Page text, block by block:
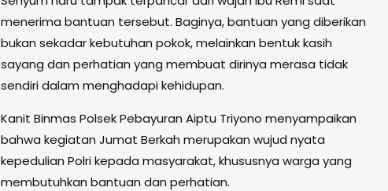
menerima bantuan tersebut. Baginya, bantuan yang diberikan
bukan sekadar kebutuhan pokok, melainkan bentuk kasih
sayang dan perhatian yang membuat dirinya merasa tidak
sendiri dalam menghadapi kehidupan.
Kanit Binmas Polsek Pebayuran Aiptu Triyono menyampaikan
bahwa kegiatan Jumat Berkah merupakan wujud nyata
kepedulian Polri kepada masyarakat, khususnya warga yang
membutuhkan bantuan dan perhatian.